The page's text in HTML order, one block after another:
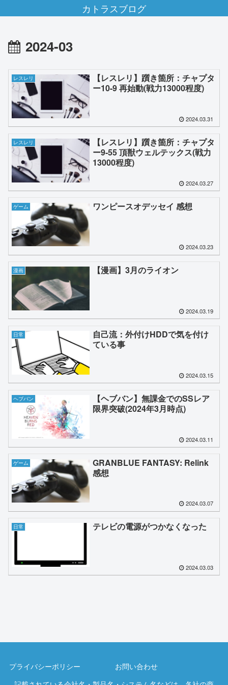
カトラスブログ
2024-03
レスレリ
【レスレリ】躓き箇所：チャプタ
ー10-9 再始動(戦力13000程度)
2024.03.31
レスレリ
【レスレリ】躓き箇所：チャプタ
ー9-55 頂獣ウェルテックス(戦力
13000程度)
2024.03.27
ゲーム ワンピースオデッセイ 感想
2024.03.23
漫画 【漫画】3月のライオン
2024.03.19
日常
自己流：外付けHDDで気を付け
ている事
2024.03.15
ヘブバン
【ヘブバン】無課金でのSSレア
限界突破(2024年3月時点)
2024.03.11
ゲーム
GRANBLUE FANTASY: Relink
感想
2024.03.07
日常 テレビの電源がつかなくなった
2024.03.03
プライバシーポリシー
お問い合わせ